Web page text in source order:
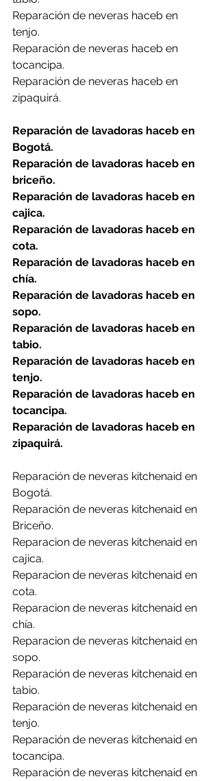
Reparación de neveras haceb en
tenjo.
Reparación de neveras haceb en
tocancipa.
Reparación de neveras haceb en
zipaquirá.
Reparación de lavadoras haceb en
Bogotá.
Reparación de lavadoras haceb en
briceño.
Reparación de lavadoras haceb en
cajica.
Reparación de lavadoras haceb en
cota.
Reparación de lavadoras haceb en
chía.
Reparación de lavadoras haceb en
sopo.
Reparación de lavadoras haceb en
tabio.
Reparación de lavadoras haceb en
tenjo.
Reparación de lavadoras haceb en
tocancipa.
Reparación de lavadoras haceb en
zipaquirá.
Reparación de neveras kitchenaid en
Bogotá.
Reparación de neveras kitchenaid en
Briceño.
Reparacion de neveras kitchenaid en
cajica.
Reparacion de neveras kitchenaid en
cota.
Reparacion de neveras kitchenaid en
chía.
Reparacion de neveras kitchenaid en
sopo.
Reparación de neveras kitchenaid en
tabio.
Reparación de neveras kitchenaid en
tenjo.
Reparación de neveras kitchenaid en
tocancipa.
Reparación de neveras kitchenaid en